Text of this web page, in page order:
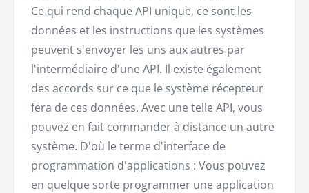
Ce qui rend chaque API unique, ce sont les
données et les instructions que les systèmes
peuvent s'envoyer les uns aux autres par
l'intermédiaire d'une API. Il existe également
des accords sur ce que le système récepteur
fera de ces données. Avec une telle API, vous
pouvez en fait commander à distance un autre
système. D'où le terme d'interface de
programmation d'applications : Vous pouvez
en quelque sorte programmer une application